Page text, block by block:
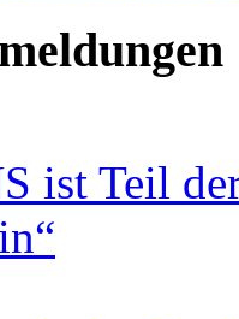
ist Teil